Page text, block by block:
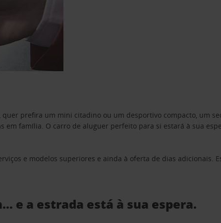
prefira um mini citadino ou um desportivo compacto, um
em família. O carro de aluguer perfeito para si estará à sua
e modelos superiores e ainda à oferta de dias adicionais.
e a estrada está à sua espera.